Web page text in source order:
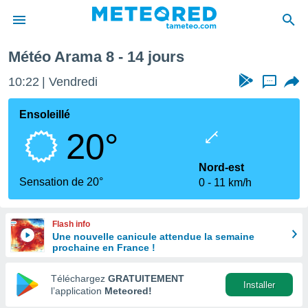
de
en
Météo Arama 8 - 14 jours
10:22 Vendredi ...
Ensoleillé
20°
Sensation de 20°
Nord-est
0
11 km/h
Flash info
Une nouvelle canicule attendue la semaine
prochaine en France !
Téléchargez GRATUITEMENT
l’application Meteored!
Installer